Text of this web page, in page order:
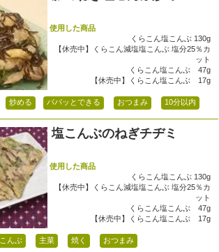
使用した商品
くらこん塩こんぶ 130g
【休売中】くらこん減塩塩こんぶ 塩分25％カ
ット
くらこん塩こんぶ 47g
【休売中】くらこん塩こんぶ 17g
炒める パパッとできる おつまみ 10分以内
塩こんぶのねぎチヂミ
使用した商品
くらこん塩こんぶ 130g
【休売中】くらこん減塩塩こんぶ 塩分25％カ
ット
くらこん塩こんぶ 47g
【休売中】くらこん塩こんぶ 17g
んぶ 主菜 焼く おつまみ